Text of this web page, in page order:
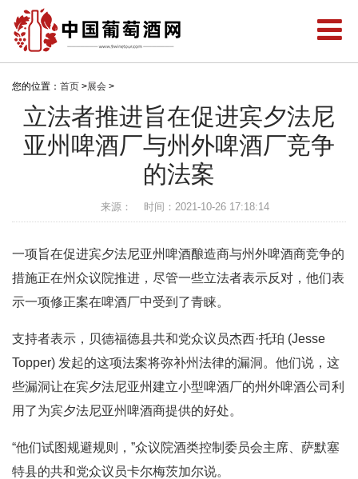
您的位置： 首页 >展会 >
立法者推进旨在促进宾夕法尼
亚州啤酒厂与州外啤酒厂竞争
的法案
来源： 时间：2021-10-26 17:18:14
一项旨在促进宾夕法尼亚州啤酒酿造商与州外啤酒商竞争的
措施正在州众议院推进，尽管一些立法者表示反对，他们表
示一项修正案在啤酒厂中受到了青睐。
支持者表示，贝德福德县共和党众议员杰西·托珀 (Jesse
Topper) 发起的这项法案将弥补州法律的漏洞。他们说，这
些漏洞让在宾夕法尼亚州建立小型啤酒厂的州外啤酒公司利
用了为宾夕法尼亚州啤酒商提供的好处。
“他们试图规避规则，”众议院酒类控制委员会主席、萨默塞
特县的共和党众议员卡尔梅茨加尔说。